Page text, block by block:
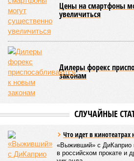
Цены на смартфоны
увеличиться
Дилеры форекс
законам
СЛУЧАЙНЫЕ
Что идет в кинотеатрах
«Выживший» с ДиКаприо
в российском прокате и